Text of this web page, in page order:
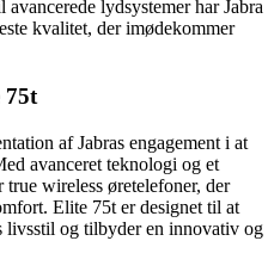
lydsystemer har Jabra
kvalitet, der imødekommer
75t
af Jabras engagement i at
avanceret teknologi og et
true wireless øretelefoner, der
Elite 75t er designet til at
livsstil og tilbyder en innovativ og